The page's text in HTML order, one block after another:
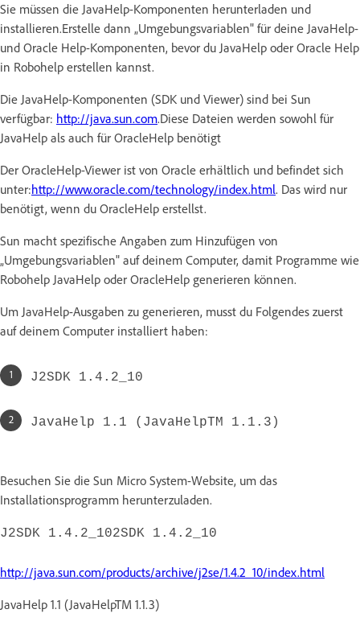
Sie müssen die JavaHelp-Komponenten herunterladen und
installieren.Erstelle dann „Umgebungsvariablen" für deine JavaHelp-
und Oracle Help-Komponenten, bevor du JavaHelp oder Oracle Help
in Robohelp erstellen kannst.
Die JavaHelp-Komponenten (SDK und Viewer) sind bei Sun
verfügbar: http://java.sun.com.Diese Dateien werden sowohl für
JavaHelp als auch für OracleHelp benötigt
Der OracleHelp-Viewer ist von Oracle erhältlich und befindet sich
unter:http://www.oracle.com/technology/index.html. Das wird nur
benötigt, wenn du OracleHelp erstellst.
Sun macht spezifische Angaben zum Hinzufügen von
„Umgebungsvariablen" auf deinem Computer, damit Programme wie
Robohelp JavaHelp oder OracleHelp generieren können.
Um JavaHelp-Ausgaben zu generieren, musst du Folgendes zuerst
auf deinem Computer installiert haben:
J2SDK 1.4.2_10
JavaHelp 1.1 (JavaHelpTM 1.1.3)
Besuchen Sie die Sun Micro System-Website, um das
Installationsprogramm herunterzuladen.
J2SDK 1.4.2_102SDK 1.4.2_10
http://java.sun.com/products/archive/j2se/1.4.2_10/index.html
JavaHelp 1.1 (JavaHelpTM 1.1.3)